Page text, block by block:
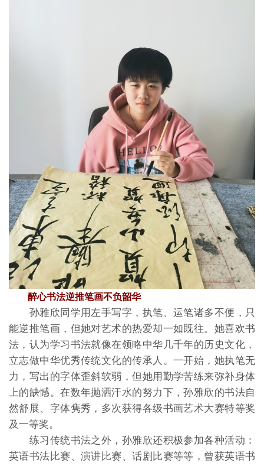
醉心书法逆推笔画不负韶华
孙雅欣同学用左手写字，执笔、运笔诸多不便，只
能逆推笔画，但她对艺术的热爱却一如既往。她喜欢书
法，认为学习书法就像在领略中华几千年的历史文化，
立志做中华优秀传统文化的传承人。一开始，她执笔无
力，写出的字体歪斜软弱，但她用勤学苦练来弥补身体
上的缺憾。在数年抛洒汗水的努力下，孙雅欣的书法自
然舒展、字体隽秀，多次获得各级书画艺术大赛特等奖
及一等奖。
练习传统书法之外，孙雅欣还积极参加各种活动：
英语书法比赛、演讲比赛、话剧比赛等等，曾获英语书